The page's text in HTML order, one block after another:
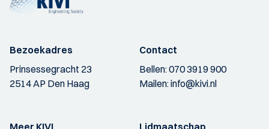
Bezoekadres
Prinsessegracht 23
2514 AP Den Haag
Contact
Bellen:070 3919 900
Mailen:info@kivi.nl